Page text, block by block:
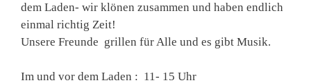
dem Laden- wir klönen zusammen und haben endlich
einmal richtig Zeit!
Unsere Freunde grillen für Alle und es gibt Musik.
Im und vor dem Laden : 11- 15 Uhr